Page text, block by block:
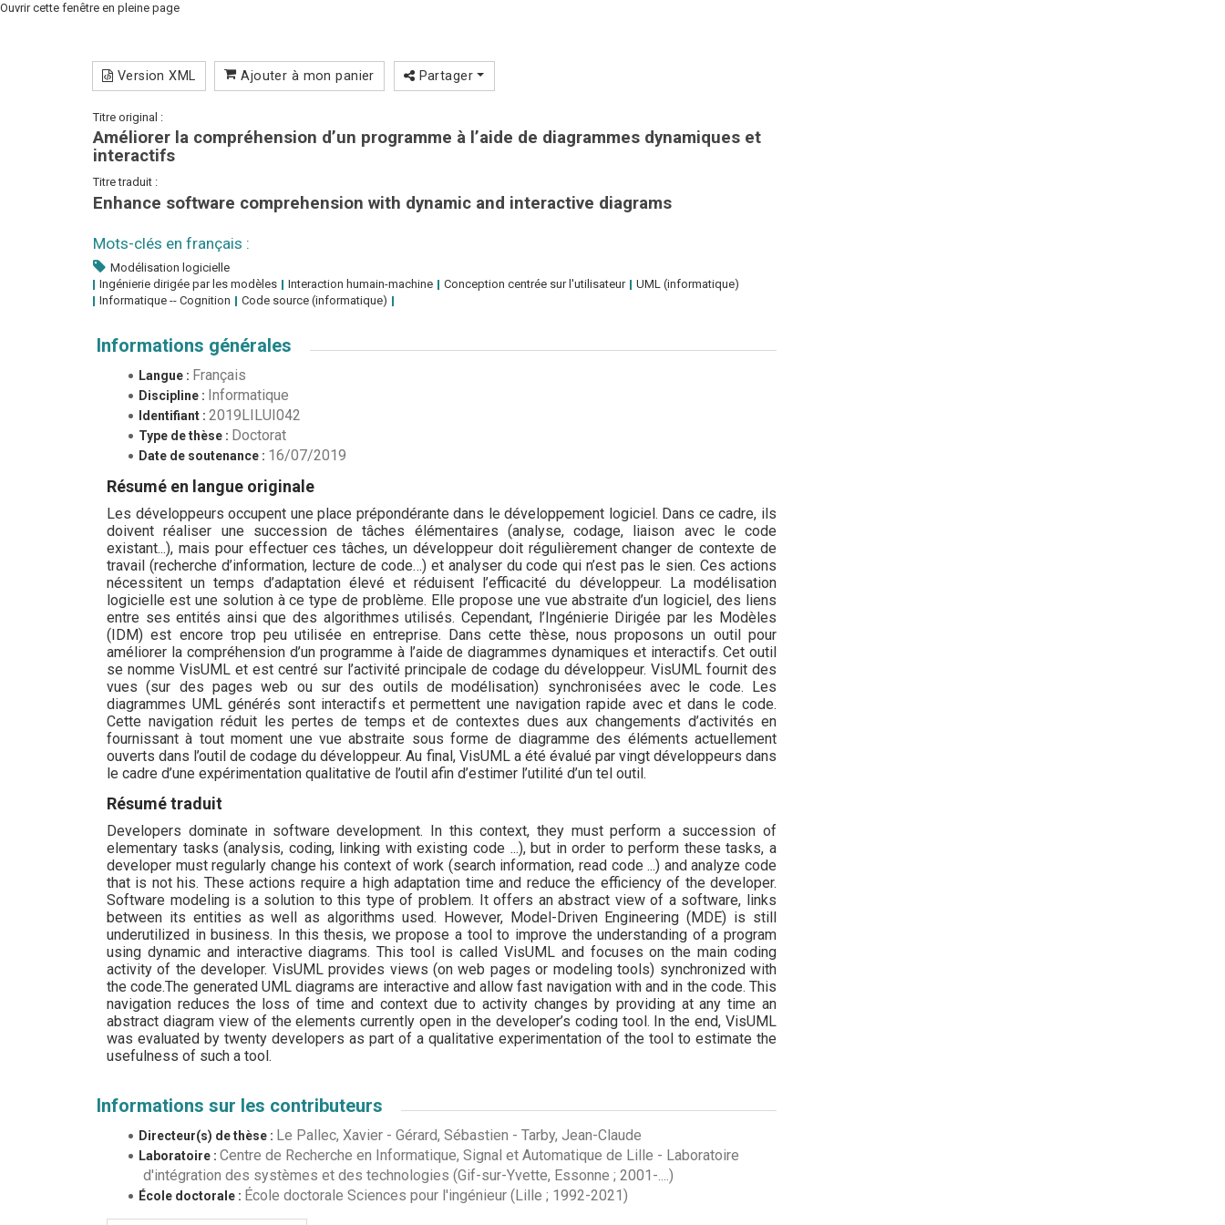
Ouvrir cette fenêtre en pleine page
Version XML Ajouter à mon panier Partager
Titre original :
Améliorer la compréhension d’un programme à l’aide de diagrammes dynamiques et
interactifs
Titre traduit :
Enhance software comprehension with dynamic and interactive diagrams
Mots-clés en français :
Modélisation logicielle
Ingénierie dirigée par les modèles
Interaction humain-machine Conception centrée sur l'utilisateur
UML (informatique)
Informatique -- Cognition
Code source (informatique)
Informations générales
Langue : Français
Discipline : Informatique
Identifiant : 2019LILUI042
Type de thèse : Doctorat
Date de soutenance : 16/07/2019
Résumé en langue originale
Les développeurs occupent une place prépondérante dans le développement logiciel. Dans ce cadre, ils
doivent réaliser une succession de tâches élémentaires (analyse, codage, liaison avec le code
existant...), mais pour effectuer ces tâches, un développeur doit régulièrement changer de contexte de
travail (recherche d’information, lecture de code…) et analyser du code qui n’est pas le sien. Ces actions
nécessitent un temps d’adaptation élevé et réduisent l’efficacité du développeur. La modélisation
logicielle est une solution à ce type de problème. Elle propose une vue abstraite d’un logiciel, des liens
entre ses entités ainsi que des algorithmes utilisés. Cependant, l’Ingénierie Dirigée par les Modèles
(IDM) est encore trop peu utilisée en entreprise. Dans cette thèse, nous proposons un outil pour
améliorer la compréhension d’un programme à l’aide de diagrammes dynamiques et interactifs. Cet outil
se nomme VisUML et est centré sur l’activité principale de codage du développeur. VisUML fournit des
vues (sur des pages web ou sur des outils de modélisation) synchronisées avec le code. Les
diagrammes UML générés sont interactifs et permettent une navigation rapide avec et dans le code.
Cette navigation réduit les pertes de temps et de contextes dues aux changements d’activités en
fournissant à tout moment une vue abstraite sous forme de diagramme des éléments actuellement
ouverts dans l’outil de codage du développeur. Au final, VisUML a été évalué par vingt développeurs dans
le cadre d’une expérimentation qualitative de l’outil afin d’estimer l’utilité d’un tel outil.
Résumé traduit
Developers dominate in software development. In this context, they must perform a succession of
elementary tasks (analysis, coding, linking with existing code ...), but in order to perform these tasks, a
developer must regularly change his context of work (search information, read code ...) and analyze code
that is not his. These actions require a high adaptation time and reduce the efficiency of the developer.
Software modeling is a solution to this type of problem. It offers an abstract view of a software, links
between its entities as well as algorithms used. However, Model-Driven Engineering (MDE) is still
underutilized in business. In this thesis, we propose a tool to improve the understanding of a program
using dynamic and interactive diagrams. This tool is called VisUML and focuses on the main coding
activity of the developer. VisUML provides views (on web pages or modeling tools) synchronized with
the code.The generated UML diagrams are interactive and allow fast navigation with and in the code. This
navigation reduces the loss of time and context due to activity changes by providing at any time an
abstract diagram view of the elements currently open in the developer’s coding tool. In the end, VisUML
was evaluated by twenty developers as part of a qualitative experimentation of the tool to estimate the
usefulness of such a tool.
Informations sur les contributeurs
Directeur(s) de thèse : Le Pallec, Xavier - Gérard, Sébastien - Tarby, Jean-Claude
Laboratoire : Centre de Recherche en Informatique, Signal et Automatique de Lille - Laboratoire
d'intégration des systèmes et des technologies (Gif-sur-Yvette, Essonne ; 2001-....)
École doctorale : École doctorale Sciences pour l'ingénieur (Lille ; 1992-2021)